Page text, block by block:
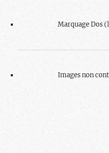
Marquage Dos
Images non